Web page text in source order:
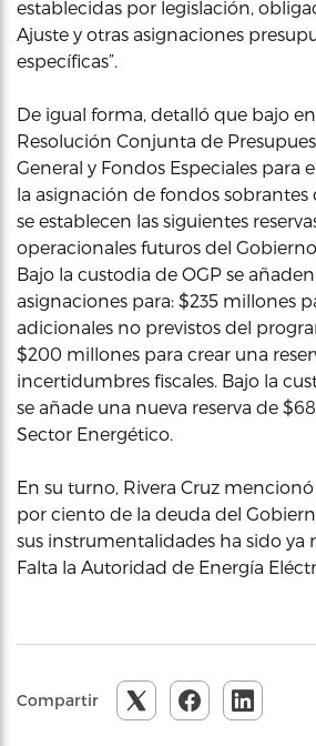
establecidas por legislación,
Ajuste y otras asignaciones
específicas”.
De igual forma, detalló que bajo
Resolución Conjunta de
General y Fondos Especiales para
la asignación de fondos sobrantes
se establecen las siguientes
operacionales futuros del
Bajo la custodia de OGP se
asignaciones para: $235 millones
adicionales no previstos del
$200 millones para crear una
incertidumbres fiscales. Bajo la
se añade una nueva reserva de
Sector Energético.
En su turno, Rivera Cruz
por ciento de la deuda del
sus instrumentalidades ha sido ya
Falta la Autoridad de Energía
Compartir